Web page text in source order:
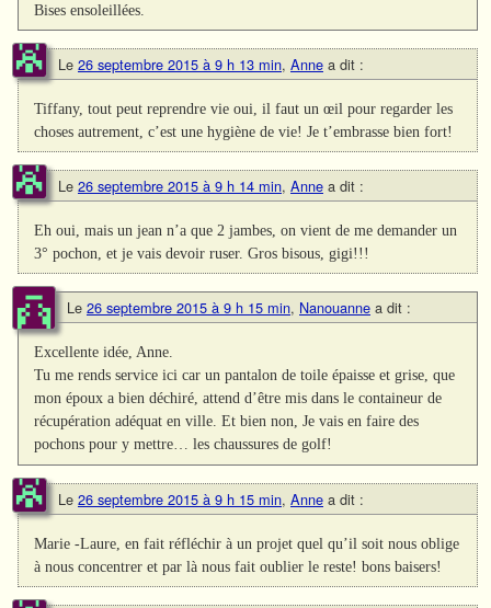
Bises ensoleillées.
Le 26 septembre 2015 à 9 h 13 min, Anne a dit :
Tiffany, tout peut reprendre vie oui, il faut un œil pour regarder les
choses autrement, c’est une hygiène de vie! Je t’embrasse bien fort!
Le 26 septembre 2015 à 9 h 14 min, Anne a dit :
Eh oui, mais un jean n’a que 2 jambes, on vient de me demander un
3° pochon, et je vais devoir ruser. Gros bisous, gigi!!!
Le 26 septembre 2015 à 9 h 15 min, Nanouanne a dit :
Excellente idée, Anne.
Tu me rends service ici car un pantalon de toile épaisse et grise, que
mon époux a bien déchiré, attend d’être mis dans le containeur de
récupération adéquat en ville. Et bien non, Je vais en faire des
pochons pour y mettre… les chaussures de golf!
Le 26 septembre 2015 à 9 h 15 min, Anne a dit :
Marie -Laure, en fait réfléchir à un projet quel qu’il soit nous oblige
à nous concentrer et par là nous fait oublier le reste! bons baisers!